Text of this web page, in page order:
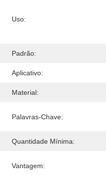
Uso:
Padrão:
Aplicativo:
Material:
Palavras-Chave:
Quantidade Mínima:
Vantagem: